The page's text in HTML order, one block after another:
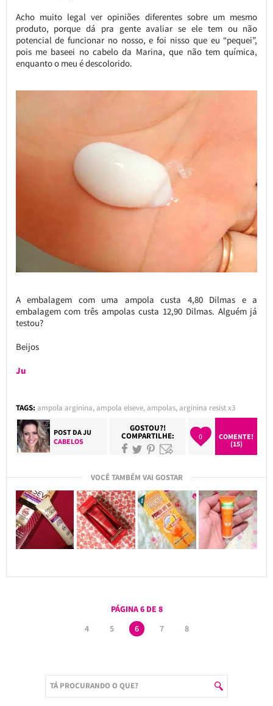
Acho muito legal ver opiniões diferentes sobre um mesmo
produto, porque dá pra gente avaliar se ele tem ou não
potencial de funcionar no nosso, e foi nisso que eu “pequei”,
pois me baseei no cabelo da Marina, que não tem química,
enquanto o meu é descolorido.
A embalagem com uma ampola custa 4,80 Dilmas e a
embalagem com três ampolas custa 12,90 Dilmas. Alguém já
testou?
Beijos
Ju
TAGS: ampola arginina,ampola elseve,ampolas,arginina resist x3
POST DAJU
CABELOS
GOSTOU?!
COMPARTILHE: 0
COMENTE!
(15)
VOCÊ TAMBÉM VAI GOSTAR
PÁGINA 6 DE 8
4
5 6 7 8